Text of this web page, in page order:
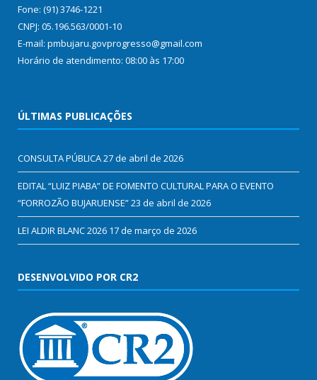
Fone: (91) 3746-1221
CNPJ: 05.196.563/0001-10
E-mail: pmbujaru.govprogresso@gmail.com
Horário de atendimento: 08:00 às 17:00
ÚLTIMAS PUBLICAÇÕES
CONSULTA PÚBLICA27 de abril de 2026
EDITAL “LUIZ PIABA” DE FOMENTO CULTURAL PARA O EVENTO
“FORROZÃO BUJARUENSE”23 de abril de 2026
LEI ALDIR BLANC 2026 17 de março de 2026
DESENVOLVIDO POR CR2